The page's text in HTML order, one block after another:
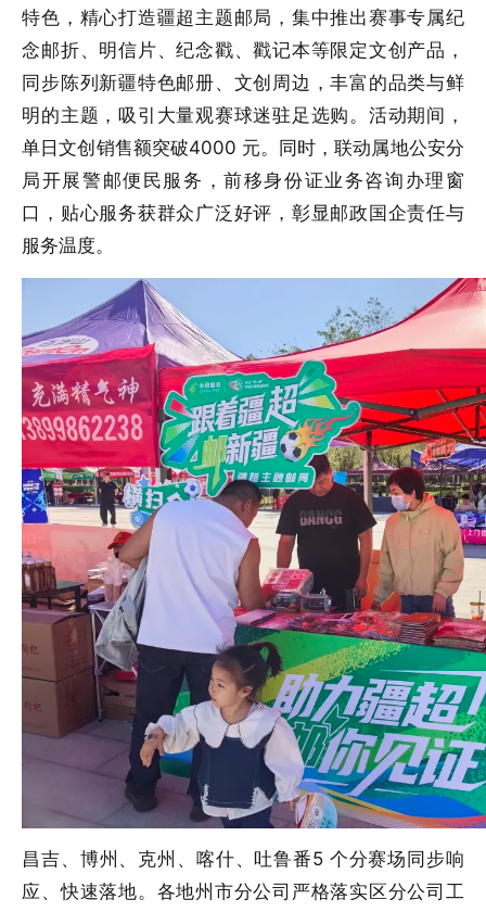
特色，精心打造疆超主题邮局，集中推出赛事专属纪
念邮折、明信片、纪念戳、戳记本等限定文创产品，
同步陈列新疆特色邮册、文创周边，丰富的品类与鲜
明的主题，吸引大量观赛球迷驻足选购。活动期间，
单日文创销售额突破4000 元。同时，联动属地公安分
局开展警邮便民服务，前移身份证业务咨询办理窗
口，贴心服务获群众广泛好评，彰显邮政国企责任与
服务温度。
昌吉、博州、克州、喀什、吐鲁番5 个分赛场同步响
应、快速落地。各地州市分公司严格落实区分公司工